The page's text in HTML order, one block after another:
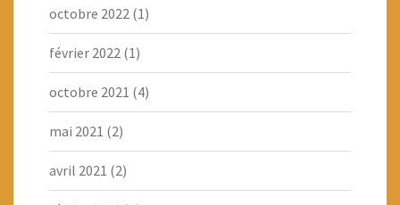
octobre 2022 (1)
février 2022 (1)
octobre 2021 (4)
mai 2021 (2)
avril 2021 (2)